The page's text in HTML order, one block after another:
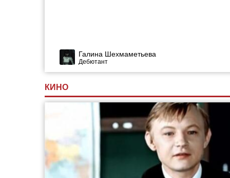
Галина Шехмаметьева
Дебютант
КИНО